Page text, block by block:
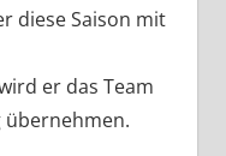
diese Saison mit
er das Team
übernehmen.